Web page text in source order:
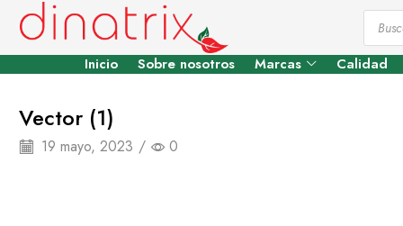
Inicio Sobre nosotros Marcas Calidad
Vector (1)
19 mayo, 2023 / 0